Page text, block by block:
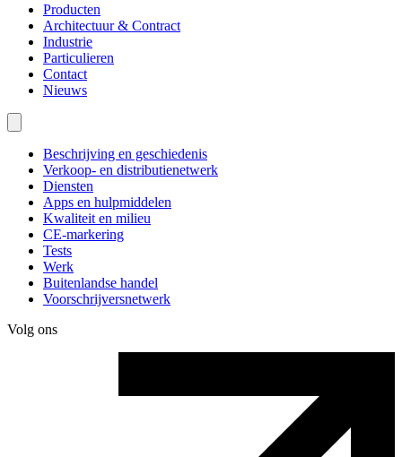
Producten
Architectuur & Contract
Industrie
Particulieren
Contact
Nieuws
Beschrijving en geschiedenis
Verkoop- en distributienetwerk
Diensten
Apps en hulpmiddelen
Kwaliteit en milieu
CE-markering
Tests
Werk
Buitenlandse handel
Voorschrijversnetwerk
Volg ons